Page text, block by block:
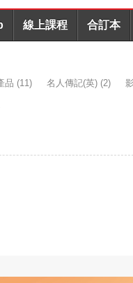
線上課程 合訂本
品 (11) 名人傳記(英) (2)